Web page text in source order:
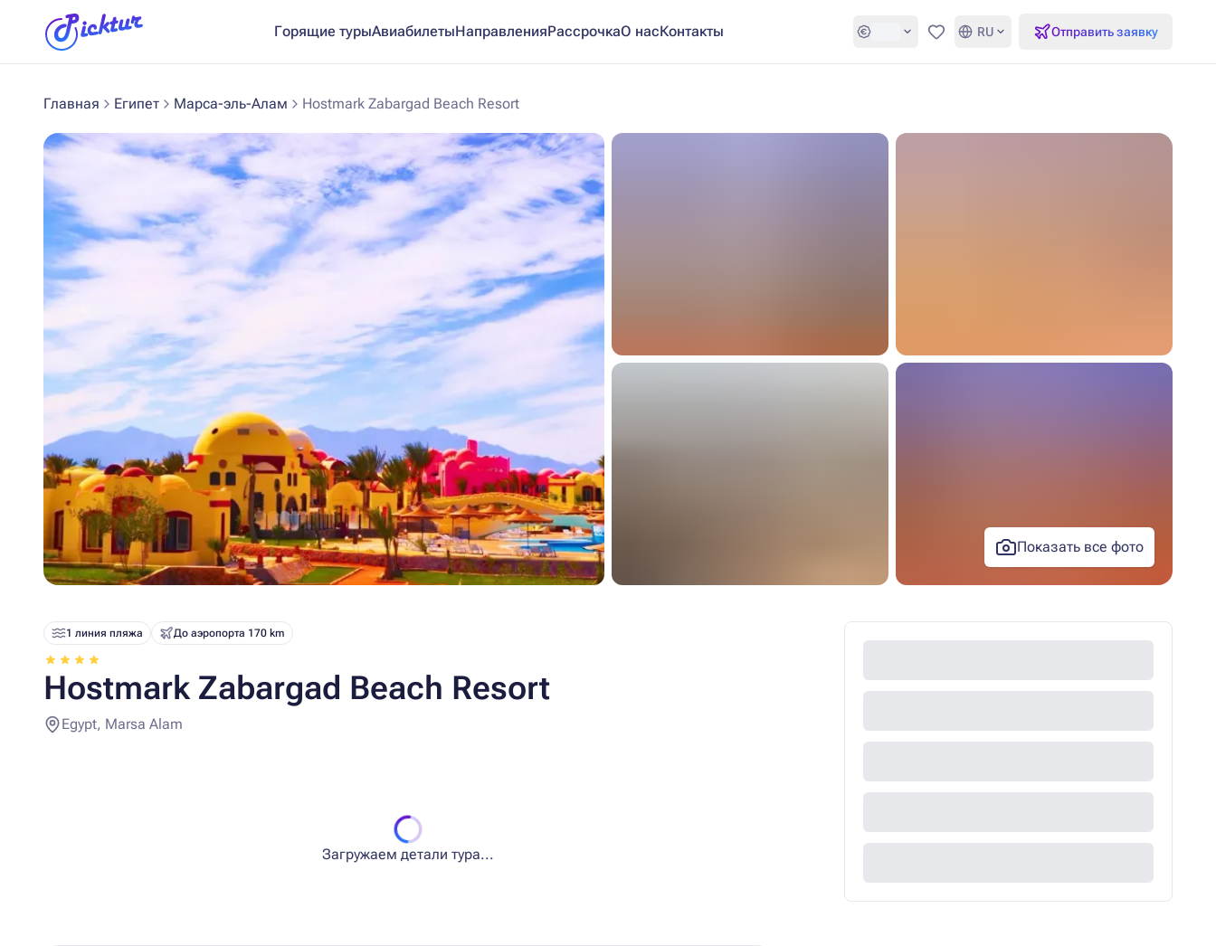
Горящие турыАвиабилетыНаправленияРассрочкаО насКонтакты Избранное
RU Отправить заявку
Главная Египет Марса-эль-Алам Hostmark Zabargad Beach Resort
Показать все фото
1 линия пляжа До аэропорта 170 km
Hostmark Zabargad Beach Resort
Egypt, Marsa Alam
Загружаем детали тура...